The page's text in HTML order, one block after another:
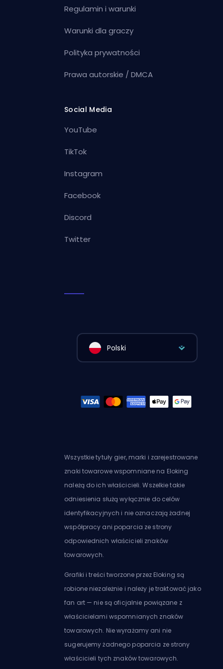
Regulamin i warunki
Warunki dla graczy
Polityka prywatności
Prawa autorskie / DMCA
Social Media
YouTube
TikTok
Instagram
Facebook
Discord
Twitter
Polski
Wszystkie tytuły gier, marki i zarejestrowane
znaki towarowe wspomniane na Eloking
należą do ich właścicieli. Wszelkie takie
odniesienia służą wyłącznie do celów
identyfikacyjnych i nie oznaczają żadnej
współpracy ani poparcia ze strony
odpowiednich właścicieli znaków
towarowych.
Grafiki i treści tworzone przez Eloking są
robione niezależnie i należy je traktować jako
fan art — nie są oficjalnie powiązane z
właścicielami wspomnianych znaków
towarowych. Nie wyrażamy ani nie
sugerujemy żadnego poparcia ze strony
właścicieli tych znaków towarowych.